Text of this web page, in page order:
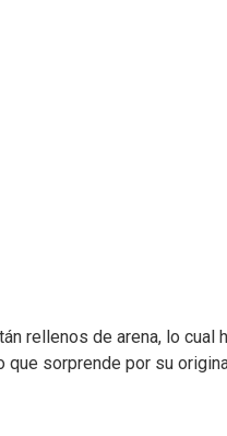
de arena, lo cual
sorprende por su